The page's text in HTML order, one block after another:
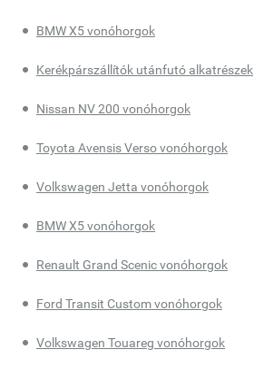
BMW X5 vonóhorgok
Kerékpárszállítók utánfutó alkatrészek
Nissan NV 200 vonóhorgok
Toyota Avensis Verso vonóhorgok
Volkswagen Jetta vonóhorgok
BMW X5 vonóhorgok
Renault Grand Scenic vonóhorgok
Ford Transit Custom vonóhorgok
Volkswagen Touareg vonóhorgok